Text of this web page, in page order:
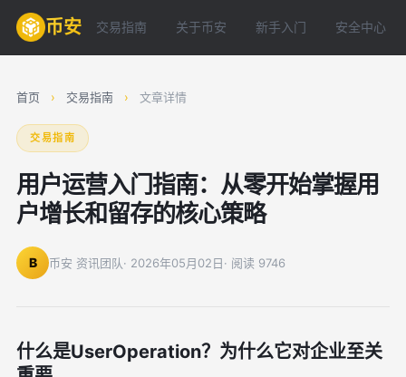
币安 交易指南 关于币安 新手入门 安全中心
首页 › 交易指南 › 文章详情
交易指南
用户运营入门指南：从零开始掌握用
户增长和留存的核心策略
B 币安 资讯团队· 2026年05月02日· 阅读 9746
什么是UserOperation？为什么它对企业至关